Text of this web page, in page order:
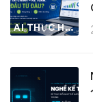
AI THỰC HÀNH